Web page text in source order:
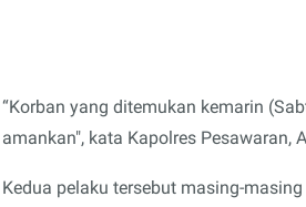
“Korban yang ditemukan kemarin
amankan", kata Kapolres Pesawaran,
Kedua pelaku tersebut masing-